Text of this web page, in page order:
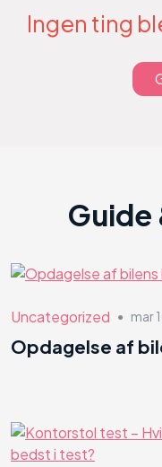
Ingen ting
Guide
Uncategorized ● mar
Opdagelse af